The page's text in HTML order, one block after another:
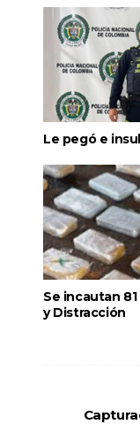
Le pegó e
Se incautan
y Distracción